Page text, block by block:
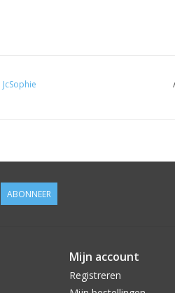
JcSophie
ABONNEER
Mijn account
Registreren